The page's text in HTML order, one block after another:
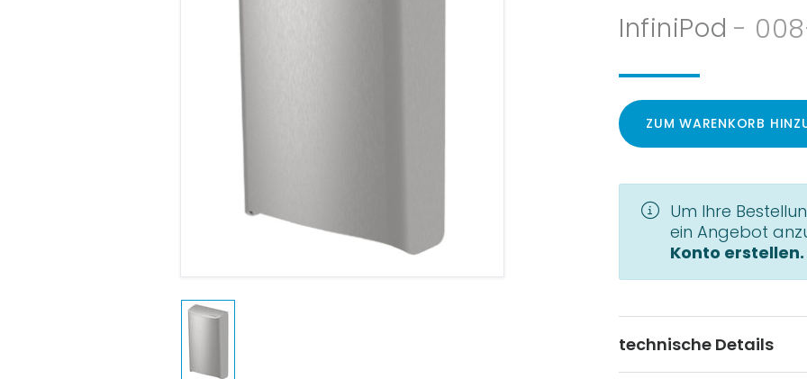
InfiniPod -
ZUM WARENKORB
Um Ihre
ein Angebot
Konto erstellen.
technische Details